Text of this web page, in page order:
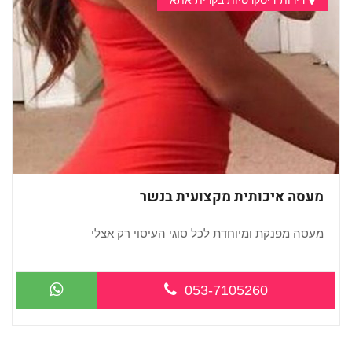
מעסה איכותית מקצועית בנשר
מעסה מפנקת ומיוחדת לכל סוגי העיסוי רק אצלי
053-7105260